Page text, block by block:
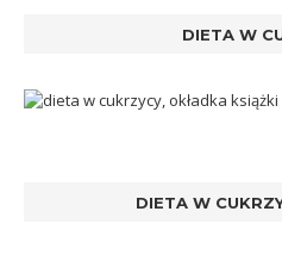
DIETA W
DIETA W